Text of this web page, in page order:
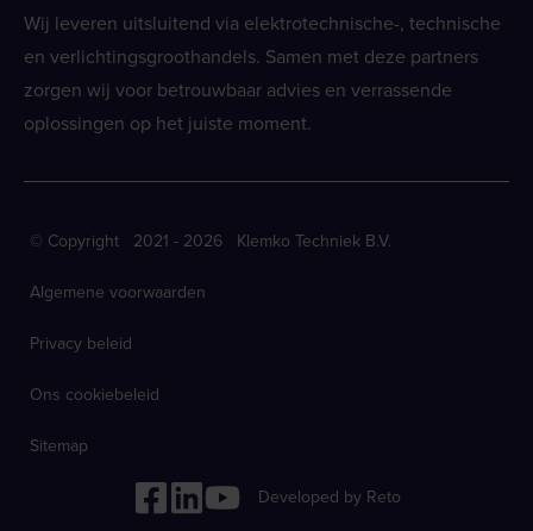
Wij leveren uitsluitend via elektrotechnische-, technische
en verlichtingsgroothandels. Samen met deze partners
zorgen wij voor betrouwbaar advies en verrassende
oplossingen op het juiste moment.
© Copyright 2021 - 2026 Klemko Techniek B.V.
Algemene voorwaarden
Privacy beleid
Ons cookiebeleid
Sitemap
Developed by Reto